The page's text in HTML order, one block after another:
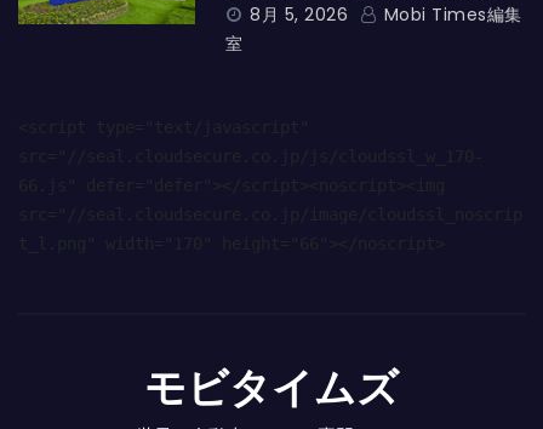
8月 5, 2026
Mobi Times編集
室
モビタイムズ